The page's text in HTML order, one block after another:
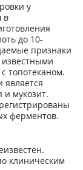
у
в
до 10-
признаки
топотеканом.
и мукозит.
ферментов.
клиническим